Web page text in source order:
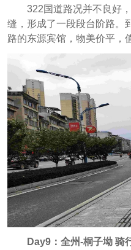
322国道路况并不良好
缝，形成了一段段台阶路。
路的东源宾馆，物美价平，
Day9：全州-桐子坳 骑